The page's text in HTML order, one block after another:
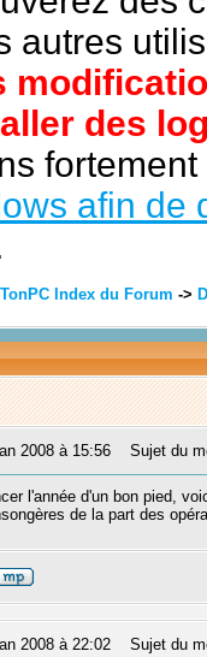
autres
des
afin de
Index du Forum ->
2008 à 15:56 Sujet du
l'année d'un bon pied,
de la part des
2008 à 22:02 Sujet du